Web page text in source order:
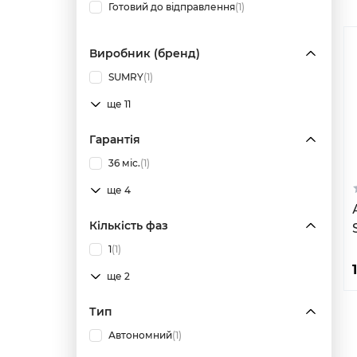
Готовий до відправлення(1)
Виробник (бренд)
SUMRY(1)
ще 11
Гарантія
36 міс.(1)
ще 4
Кількість фаз
1(1)
ще 2
Тип
Автономний(1)